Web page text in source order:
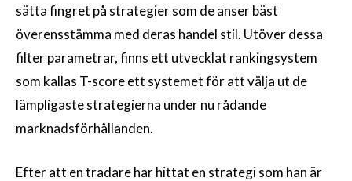
sätta fingret på strategier som de anser bäst
överensstämma med deras handel stil. Utöver dessa
filter parametrar, finns ett utvecklat rankingsystem
som kallas T-score ett systemet för att välja ut de
lämpligaste strategierna under nu rådande
marknadsförhållanden.
Efter att en tradare har hittat en strategi som han är